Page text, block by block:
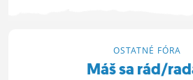
OSTATNÉ FÓRA
Máš sa rád/